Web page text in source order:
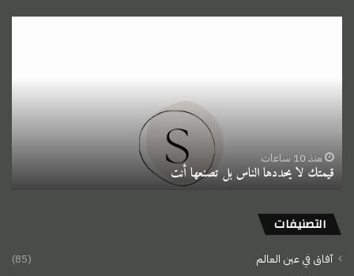
منذ 10 ساعات
قيمتك لا يحددها الناس بل تصنعها أنت
التصنيفات
آفاق في عين العالم
(85)